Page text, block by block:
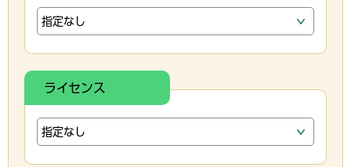
ライセンス